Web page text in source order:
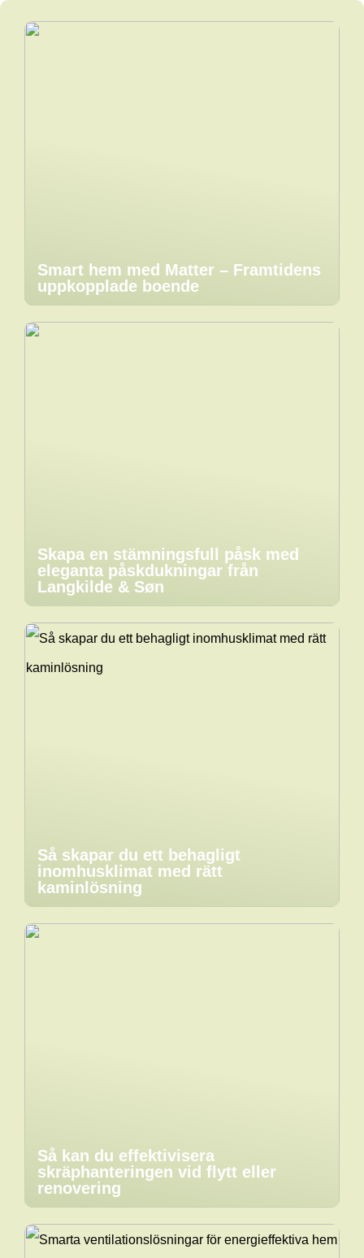
Smart hem med Matter – Framtidens
uppkopplade boende
Skapa en stämningsfull påsk med
eleganta påskdukningar från
Langkilde & Søn
Så skapar du ett behagligt
inomhusklimat med rätt
kaminlösning
Så kan du effektivisera
skräphanteringen vid flytt eller
renovering